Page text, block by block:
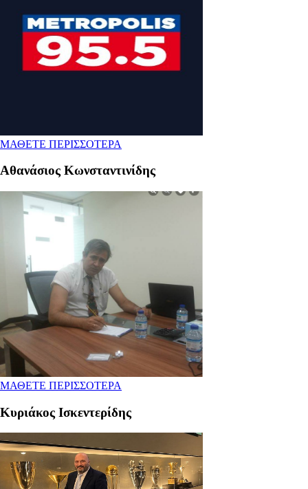
ΜΑΘΕΤΕ ΠΕΡΙΣΣΟΤΕΡΑ
Αθανάσιος Κωνσταντινίδης
ΜΑΘΕΤΕ ΠΕΡΙΣΣΟΤΕΡΑ
Κυριάκος Ισκεντερίδης